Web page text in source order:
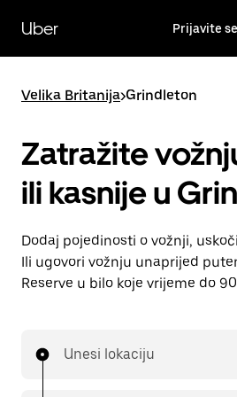
glavni
sadržaj
Uber Prijavite se
Velika Britanija>Grindleton
Zatražite
ili kasnije u
Dodaj pojedinosti o vožnji,
Ili ugovori vožnju unaprijed
Reserve u bilo koje vrijeme do
Unesi lokaciju